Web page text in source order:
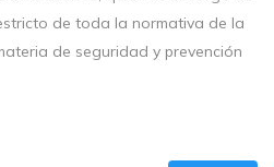
de toda la normativa de la
de seguridad y prevención